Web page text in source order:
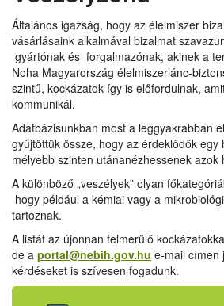
Általános igazság, hogy az élelmiszer
vásárlásaink alkalmával bizalmat
gyártónak és forgalmazónak, akinek a
Noha Magyarország élelmiszerlánc-
szintű, kockázatok így is előfordulnak,
kommunikál.
Adatbázisunkban most a leggyakrabban
gyűjtöttük össze, hogy az érdeklődők egy
mélyebb szinten utánanézhessenek azok
A különböző „veszélyek” olyan
hogy például a kémiai vagy a
tartoznak.
A listát az újonnan felmerülő
de a portal@nebih.gov.hu e-mail címen
kérdéseket is szívesen fogadunk.